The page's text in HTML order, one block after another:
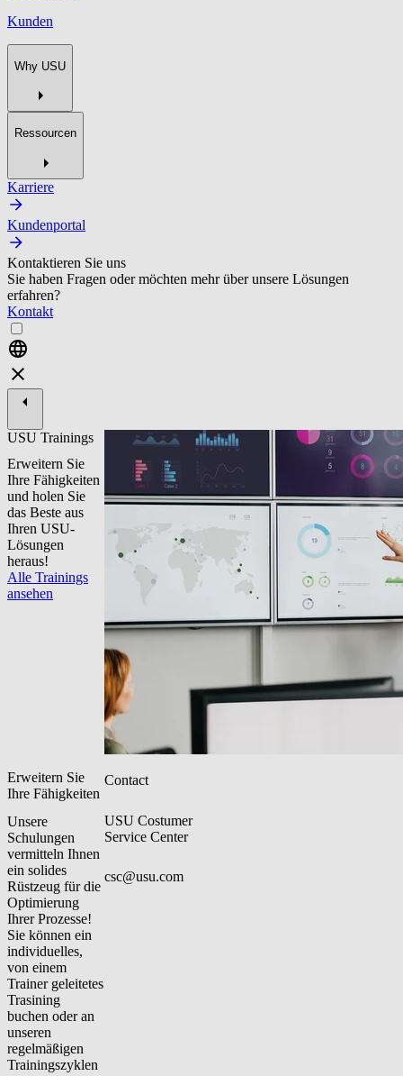
Kunden
Why USU
Ressourcen
Karriere
Kundenportal
Kontaktieren Sie uns
Sie haben Fragen oder möchten mehr über unsere Lösungen
erfahren?
Kontakt
USU Trainings
Erweitern Sie
Ihre Fähigkeiten
und holen Sie
das Beste aus
Ihren USU-
Lösungen
heraus!
Alle Trainings
ansehen
Erweitern Sie
Ihre Fähigkeiten
Unsere
Schulungen
vermitteln Ihnen
ein solides
Rüstzeug für die
Optimierung
Ihrer Prozesse!
Sie können ein
individuelles,
von einem
Trainer geleitetes
Trasining
buchen oder an
unseren
regelmäßigen
Trainingszyklen
Contact
USU Costumer
Service Center
csc@usu.com